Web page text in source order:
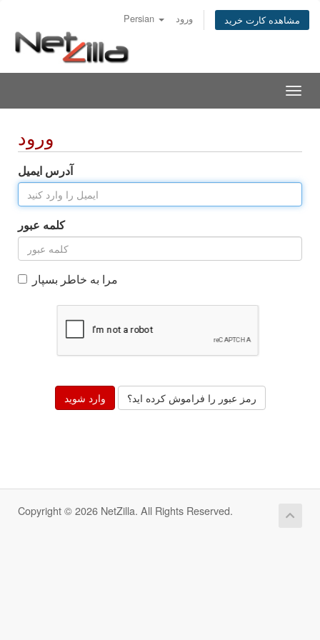
Persian ورود مشاهده کارت خرید
ورود
آدرس ایمیل
کلمه عبور
مرا به خاطر بسپار
رمز عبور را فراموش کرده اید؟
Copyright © 2026 NetZilla. All Rights Reserved.